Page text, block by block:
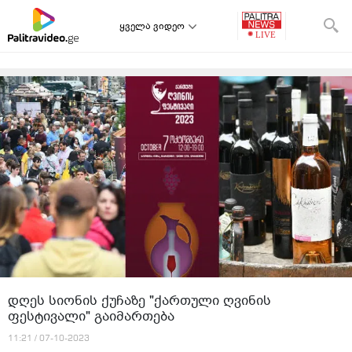
ყველა ვიდეო
დღეს სიონის ქუჩაზე "ქართული ღვინის
ფესტივალი" გაიმართება
11:21 / 07-10-2023